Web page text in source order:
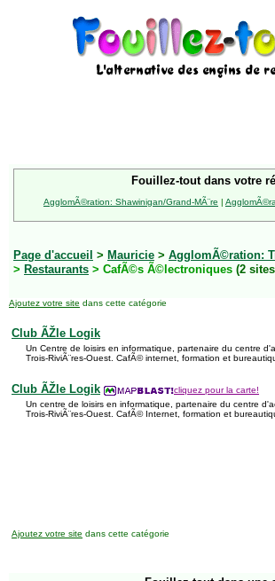
Fouillez-tout dans votre
AgglomÃ©ration: Shawinigan/Grand-MÃ¨re |
Page d'accueil > Mauricie > AgglomÃ©ration:
> Restaurants > CafÃ©s Ã©lectroniques (2
Ajoutez votre site dans cette catégorie
Club ÃŽle Logik
Un Centre de loisirs en informatique, partenaire du centre
Trois-RiviÃ¨res-Ouest. CafÃ© internet, formation et
Club ÃŽle Logik
cliquez pour la carte!
Un centre de loisirs en informatique, partenaire du centre
Trois-RiviÃ¨res-Ouest. CafÃ© Internet, formation et
Ajoutez votre site dans cette catégorie